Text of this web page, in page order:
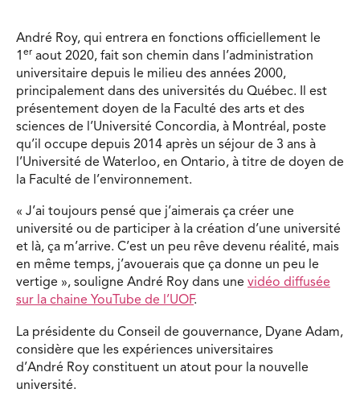
André Roy, qui entrera en fonctions officiellement le
1 er aout 2020, fait son chemin dans l’administration
universitaire depuis le milieu des années 2000,
principalement dans des universités du Québec. Il est
présentement doyen de la Faculté des arts et des
sciences de l’Université Concordia, à Montréal, poste
qu’il occupe depuis 2014 après un séjour de 3 ans à
l’Université de Waterloo, en Ontario, à titre de doyen de
la Faculté de l’environnement.
« J’ai toujours pensé que j’aimerais ça créer une
université ou de participer à la création d’une université
et là, ça m’arrive. C’est un peu rêve devenu réalité, mais
en même temps, j’avouerais que ça donne un peu le
vertige », souligne André Roy dans une vidéo diffusée
sur la chaine YouTube de l’UOF.
La présidente du Conseil de gouvernance, Dyane Adam,
considère que les expériences universitaires
d’André Roy constituent un atout pour la nouvelle
université.